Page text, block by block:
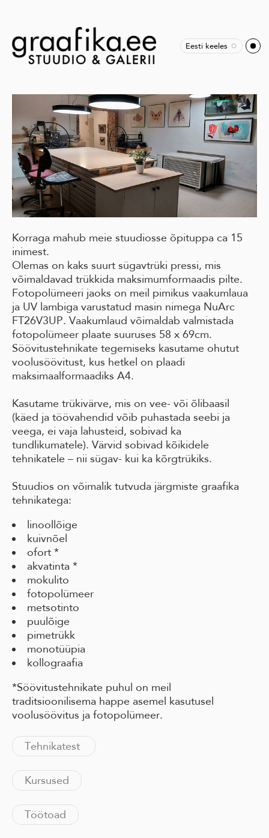
Eesti keeles
Korraga mahub meie stuudiosse õpituppa ca 15
inimest.
Olemas on kaks suurt sügavtrüki pressi, mis
võimaldavad trükkida maksimumformaadis pilte.
Fotopolümeeri jaoks on meil pimikus vaakumlaua
ja UV lambiga varustatud masin nimega NuArc
FT26V3UP. Vaakumlaud võimaldab valmistada
fotopolümeer plaate suuruses 58 x 69cm.
Söövitustehnikate tegemiseks kasutame ohutut
voolusöövitust, kus hetkel on plaadi
maksimaalformaadiks A4.
Kasutame trükivärve, mis on vee- või õlibaasil
(käed ja töövahendid võib puhastada seebi ja
veega, ei vaja lahusteid, sobivad ka
tundlikumatele). Värvid sobivad kõikidele
tehnikatele – nii sügav- kui ka kõrgtrükiks.
Stuudios on võimalik tutvuda järgmiste graafika
tehnikatega:
linoollõige
kuivnõel
ofort *
akvatinta *
mokulito
fotopolümeer
metsotinto
puulõige
pimetrükk
monotüüpia
kollograafia
*Söövitustehnikate puhul on meil
traditsioonilisema happe asemel kasutusel
voolusöövitus ja fotopolümeer.
Tehnikatest
Kursused
Töötoad